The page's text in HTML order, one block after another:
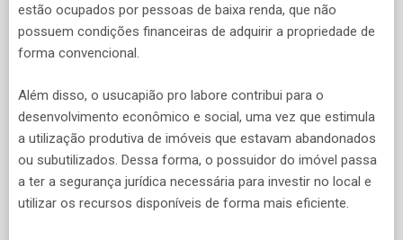
estão ocupados por pessoas de baixa renda, que não
possuem condições financeiras de adquirir a propriedade de
forma convencional.
Além disso, o usucapião pro labore contribui para o
desenvolvimento econômico e social, uma vez que estimula
a utilização produtiva de imóveis que estavam abandonados
ou subutilizados. Dessa forma, o possuidor do imóvel passa
a ter a segurança jurídica necessária para investir no local e
utilizar os recursos disponíveis de forma mais eficiente.